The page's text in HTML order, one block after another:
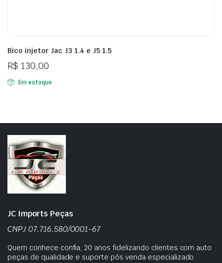
Bico injetor Jac J3 1.4 e J5 1.5
R$ 130,00
Em estoque
JC Imports Peças
CNPJ 07.716.580/0001-67
Quem conhece confia, 20 anos fidelizando clientes com auto
peças de qualidade e suporte pós venda especializado